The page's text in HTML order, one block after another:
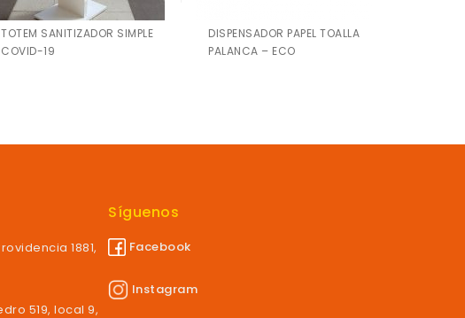
TOTEM SANITIZADOR SIMPLE
COVID-19
DISPENSADOR PAPEL TOALLA
PALANCA – ECO
1881,
519, local 9,
Síguenos
Facebook
Instagram